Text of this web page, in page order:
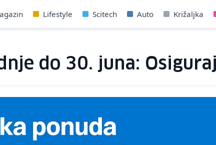
Lifestyle Scitech Auto Križaljka
do 30. juna: